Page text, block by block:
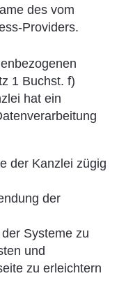
des vom
Providers.
1 Buchst. f)
hat ein
der Kanzlei zügig
der
Systeme zu
und
zu erleichtern